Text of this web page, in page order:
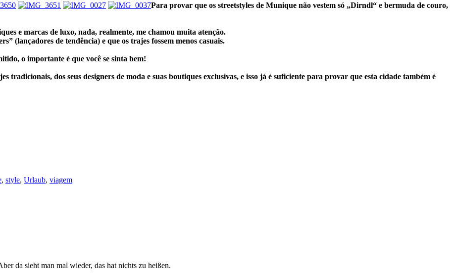
Para provar que os streetstyles de Munique não vestem só „Dirndl“ e bermuda de couro,
e marcas de luxo, nada, realmente, me chamou muita atenção.
(lançadores de tendência) e que os trajes fossem menos casuais.
o importante é que você se sinta bem!
tradicionais, dos seus designers de moda e suas boutiques exclusivas, e isso já é suficiente para provar que esta cidade também é
, style, Urlaub, viagem
da sieht man mal wieder, das hat nichts zu heißen.